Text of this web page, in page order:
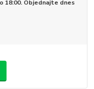
18:00. Objednajte dnes